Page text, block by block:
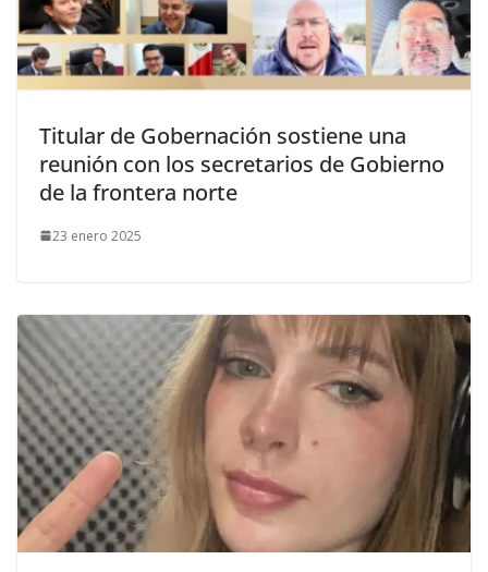
Titular de Gobernación sostiene una
reunión con los secretarios de Gobierno
de la frontera norte
23 enero 2025